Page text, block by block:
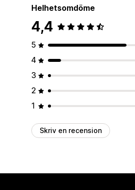
Helhetsomdöme
4,4
5
4
3
2
1
Skriv en recension